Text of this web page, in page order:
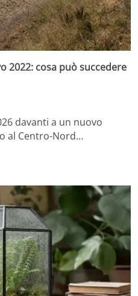
2022: cosa può succedere
davanti a un nuovo
al Centro-Nord…